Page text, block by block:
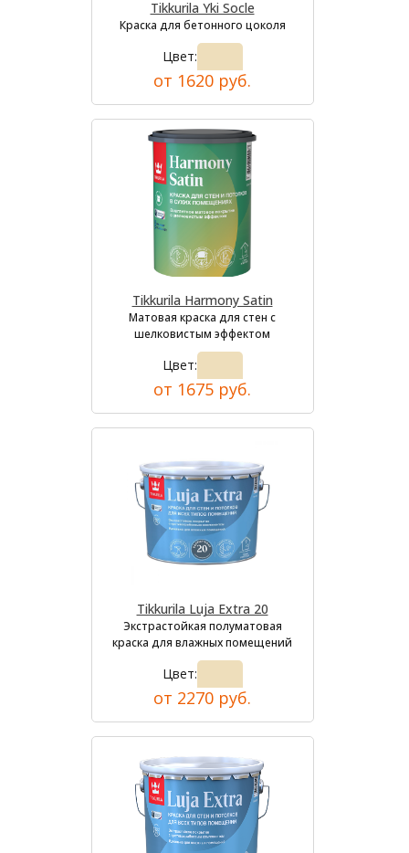
Tikkurila Yki Socle
Краска для бетонного цоколя
Цвет:
от 1620 руб.
Tikkurila Harmony Satin
Матовая краска для стен с
шелковистым эффектом
Цвет:
от 1675 руб.
Tikkurila Luja Extra 20
Экстрастойкая полуматовая
краска для влажных помещений
Цвет:
от 2270 руб.